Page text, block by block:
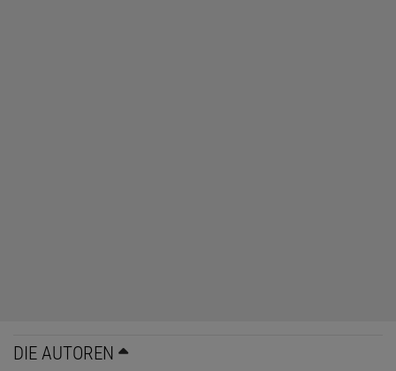
DIE AUTOREN